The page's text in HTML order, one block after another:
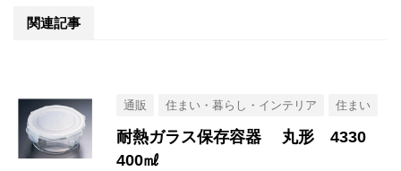
関連記事
通販 住まい・暮らし・インテリア 住まい
耐熱ガラス保存容器 丸形 4330
400㎖